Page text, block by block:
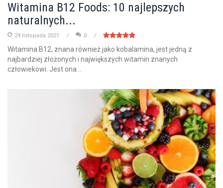
Witamina B12 Foods: 10 najlepszych
naturalnych...
29 listopada 2021 0
Witamina B12, znana również jako kobalamina, jest jedną z
najbardziej złożonych i największych witamin znanych
człowiekowi. Jest ona...